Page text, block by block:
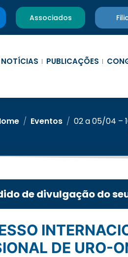
Associados
NOTÍCIAS PUBLICAÇÕES
/ Eventos / 02 a 05/04 –
de divulgação do
DE URO-